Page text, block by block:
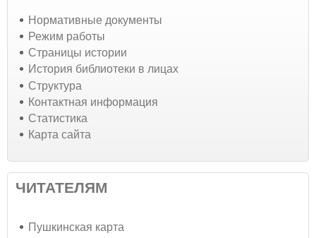
Нормативные документы
Режим работы
Страницы истории
История библиотеки в лицах
Структура
Контактная информация
Статистика
Карта сайта
ЧИТАТЕЛЯМ
Пушкинская карта